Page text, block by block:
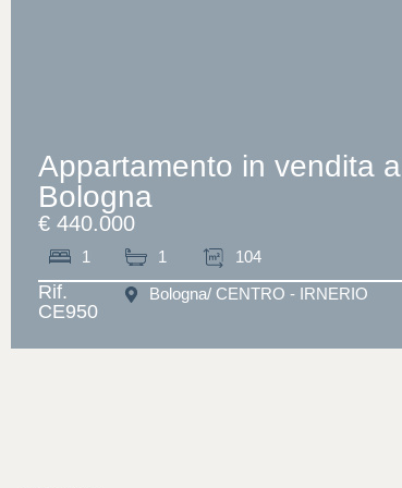
Appartamento in vendita a
Bologna
€ 440.000
1 1 104
Rif.
CE950
Bologna/ CENTRO - IRNERIO